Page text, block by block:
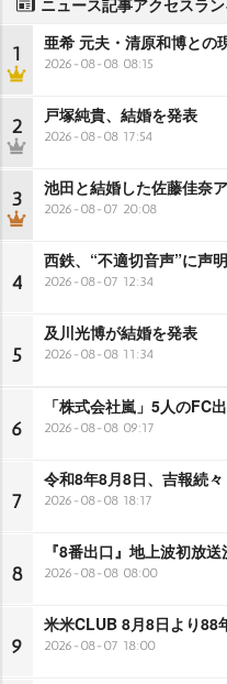
ニュース記事アクセスラ
1 亜希 元夫・清原和博との
2026-08-08 08:15
2 戸塚純貴、結婚を発表
2026-08-08 17:54
3 池田と結婚した佐藤佳奈
2026-08-07 20:08
4
西鉄、“不適切音声”に声明
2026-08-07 12:34
5
及川光博が結婚を発表
2026-08-08 11:34
6
「株式会社嵐」5人のFC
2026-08-08 09:17
7
令和8年8月8日、吉報続々
2026-08-08 18:17
8
『8番出口』地上波初放送
2026-08-08 08:00
9
米米CLUB 8月8日より88
2026-08-07 18:00